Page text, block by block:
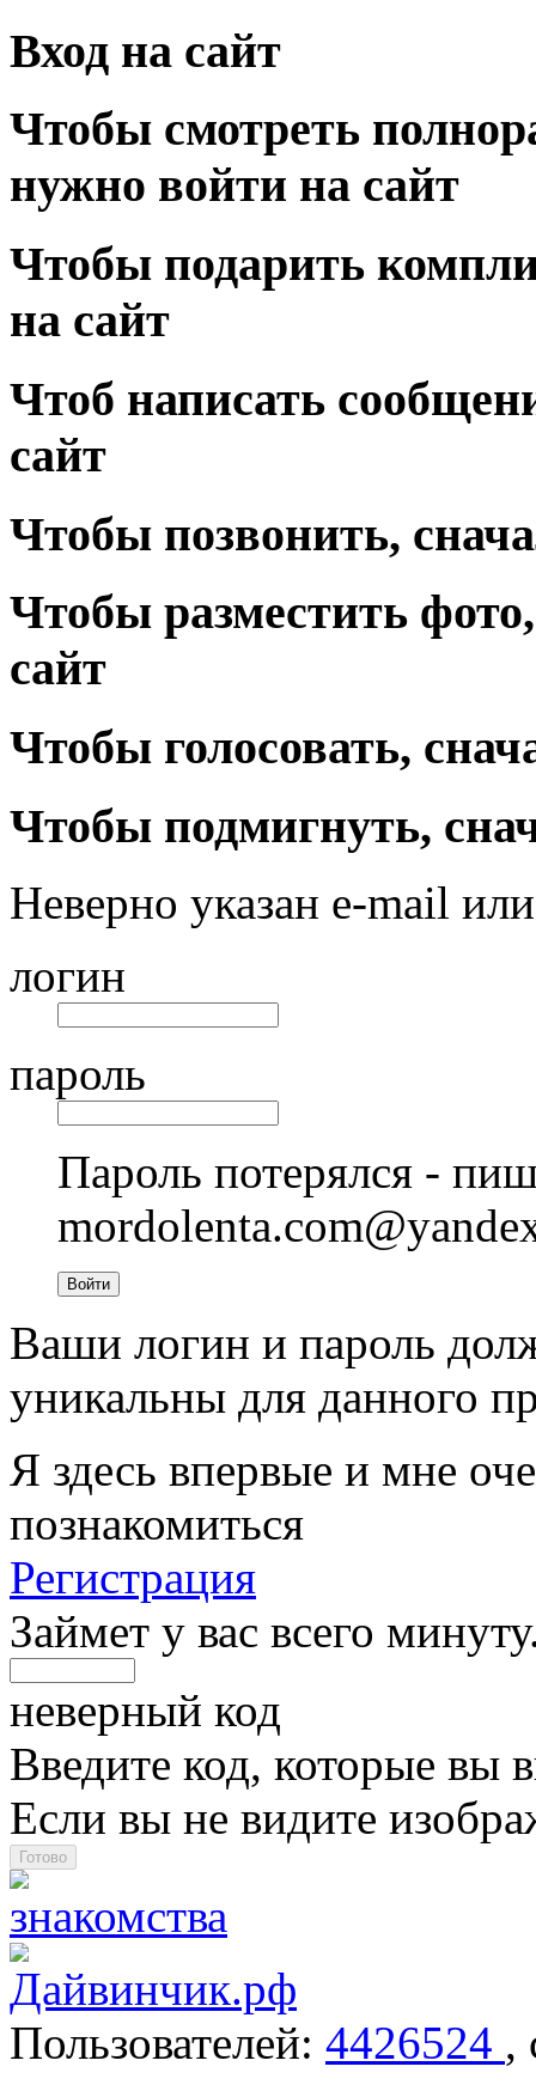
Вход на сайт
Чтобы смотреть
нужно войти на сайт
Чтобы подарить
на сайт
Чтоб написать
сайт
Чтобы позвонить,
Чтобы разместить
сайт
Чтобы голосовать,
Чтобы подмигнуть,
Неверно указан e-mail
логин
пароль
Пароль потерялся -
Войти
Ваши логин и пароль
уникальны для данного
Я здесь впервые и мне
познакомиться
Регистрация
Займет у вас всего
неверный код
Введите код, которые вы
Если вы не видите
Пользователей: 4426524 ,